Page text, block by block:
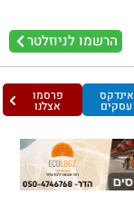
הרשמו לניוזלטר
אינדקס
עסקים
פרסמו
אצלנו